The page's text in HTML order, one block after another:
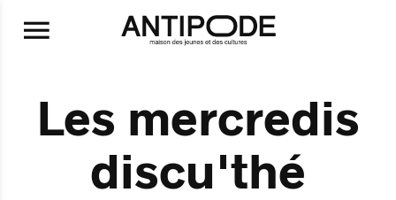
Aller au contenu principal
Les mercredis
discu'thé